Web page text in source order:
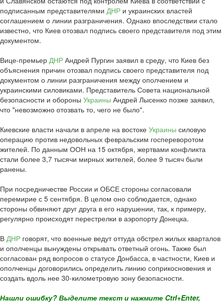
подписанным представителями ДНР и украинских властей
соглашением о линии разграничения. Однако впоследствии стало
известно, что Киев отозвал подпись своего представителя под этим
документом.
Вице-премьер ДНР Андрей Пургин заявил в среду, что Киев без
объяснения причин отозвал подпись своего представителя под
документом о линии разграничения между ополчением и
украинскими силовиками. Представитель Совета национальной
безопасности и обороны Украины Андрей Лысенко позже заявил,
что "невозможно отозвать то, чего не было".
Киевские власти начали в апреле на востоке Украины силовую
операцию против недовольных февральским госпереворотом
жителей. По данным ООН на 15 октября, жертвами конфликта
стали более 3,7 тысячи мирных жителей, более 9 тысяч были
ранены.
При посредничестве России и ОБСЕ стороны согласовали
перемирие с 5 сентября. В целом оно соблюдается, однако
стороны обвиняют друг друга в его нарушении, так, к примеру,
регулярно происходят перестрелки в аэропорту Донецка.
В ДНР говорят, что военные ведут оттуда обстрел жилых кварталов
и ополченцы вынуждены открывать ответный огонь. Также был
согласован ряд вопросов о статусе Донбасса, в частности, Киев и
ополченцы договорились определить линию соприкосновения и
создать вдоль нее 30-километровую зону безопасности.
Нашли ошибку? Выделите текст и нажмите Ctrl+Enter,